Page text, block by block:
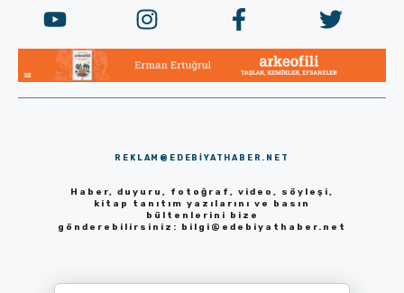
REKLAM@EDEBIYATHABER.NET
Haber, duyuru, fotoğraf, video, söyleşi,
kitap tanıtım yazılarını ve basın
bültenlerini bize
gönderebilirsiniz: bilgi@edebiyathaber.net